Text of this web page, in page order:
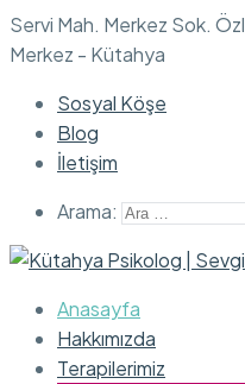
Servi Mah. Merkez Sok.
Merkez - Kütahya
Sosyal Köşe
Blog
İletişim
Arama:
Anasayfa
Hakkımızda
Terapilerimiz